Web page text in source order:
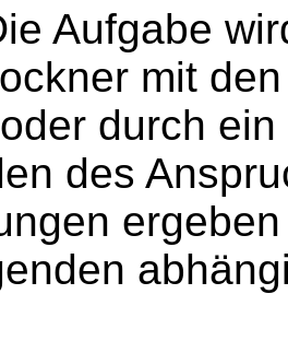
Aufgabe
mit
durch
des